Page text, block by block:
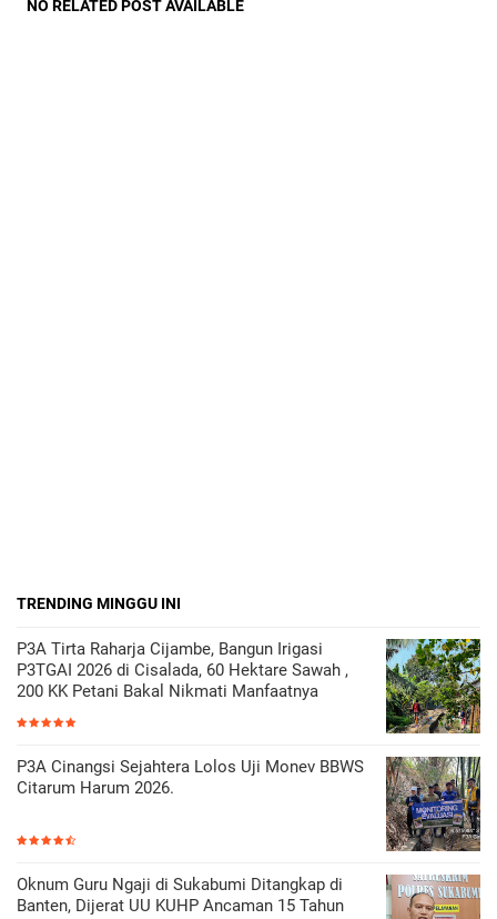
NO RELATED POST AVAILABLE
TRENDING MINGGU INI
P3A Tirta Raharja Cijambe, Bangun Irigasi
P3TGAI 2026 di Cisalada, 60 Hektare Sawah ,
200 KK Petani Bakal Nikmati Manfaatnya
P3A Cinangsi Sejahtera Lolos Uji Monev BBWS
Citarum Harum 2026.
Oknum Guru Ngaji di Sukabumi Ditangkap di
Banten, Dijerat UU KUHP Ancaman 15 Tahun